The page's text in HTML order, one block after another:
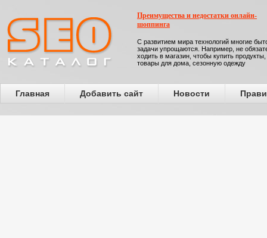
Преимущества и недостатки онлайн-
шоппинга
С развитием мира технологий многие
задачи упрощаются. Например, не
ходить в магазин, чтобы купить продукты,
товары для дома, сезонную одежду
Главная Добавить сайт Новости